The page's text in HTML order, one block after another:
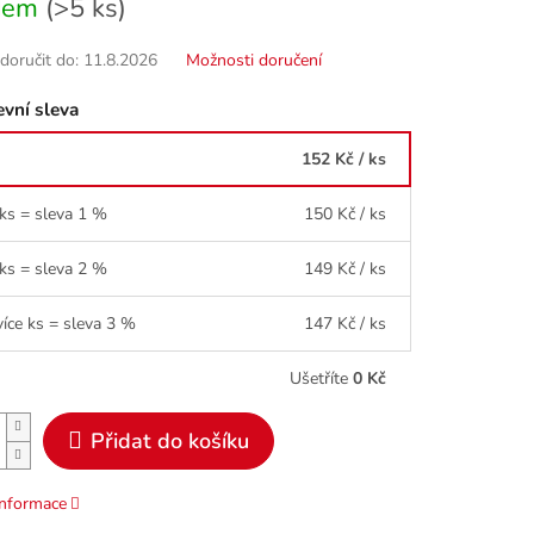
(>5 ks)
do: 11.8.2026 Možnosti doručení
sleva
152 Kč / ks
= sleva 1 % 150 Kč / ks
= sleva 2 % 149 Kč / ks
ks = sleva 3 % 147 Kč / ks
Ušetříte 0 Kč
Přidat do košíku